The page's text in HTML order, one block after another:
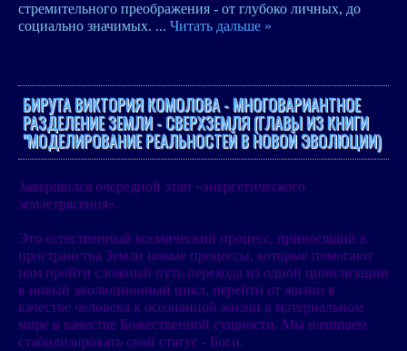
стремительного преображения - от глубоко личных, до
социально значимых. ... Читать дальше »
БИРУТА ВИКТОРИЯ КОМОЛОВА - МНОГОВАРИАНТНОЕ
РАЗДЕЛЕНИЕ ЗЕМЛИ - СВЕРХЗЕМЛЯ (ГЛАВЫ ИЗ КНИГИ
"МОДЕЛИРОВАНИЕ РЕАЛЬНОСТЕЙ В НОВОЙ ЭВОЛЮЦИИ)
Завершился очередной этап «энергетического
землетрясения».
Это естественный космический процесс, приносящий в
пространства Земли новые процессы, которые помогают
нам пройти сложный путь перехода из одной цивилизации
в новый эволюционный цикл, перейти от жизни в
качестве человека к осознанной жизни в материальном
мире в качестве Божественной сущности. Мы начинаем
стабилизировать свой статус - Боги.